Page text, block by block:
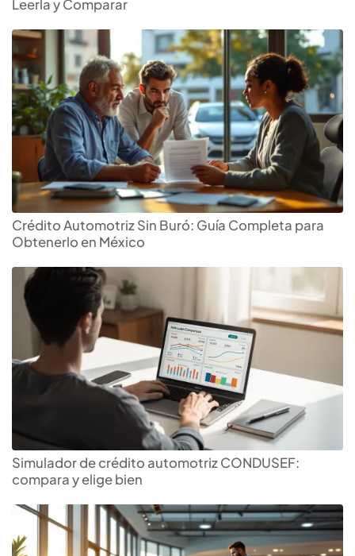
Leerla y Comparar
Crédito Automotriz Sin Buró: Guía Completa para
Obtenerlo en México
Simulador de crédito automotriz CONDUSEF:
compara y elige bien